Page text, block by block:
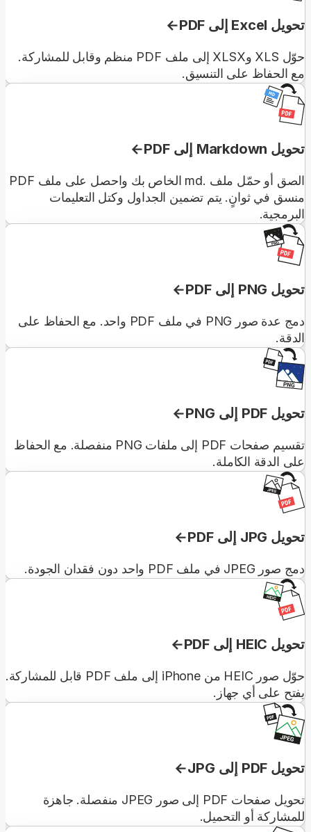
تحويل Excel إلى PDF
حوّل XLS وXLSX إلى ملف PDF منظم وقابل للمشاركة.
مع الحفاظ على التنسيق.
تحويل Markdown إلى PDF
الصق أو حمّل ملف .md الخاص بك واحصل على ملف PDF
منسق في ثوانٍ. يتم تضمين الجداول وكتل التعليمات
البرمجية.
تحويل PNG إلى PDF
دمج عدة صور PNG في ملف PDF واحد. مع الحفاظ على
الدقة.
تحويل PDF إلى PNG
تقسيم صفحات PDF إلى ملفات PNG منفصلة. مع الحفاظ
على الدقة الكاملة.
تحويل JPG إلى PDF
دمج صور JPEG في ملف PDF واحد دون فقدان الجودة.
تحويل HEIC إلى PDF
حوّل صور HEIC من iPhone إلى ملف PDF قابل للمشاركة.
يفتح على أي جهاز.
تحويل PDF إلى JPG
تحويل صفحات PDF إلى صور JPEG منفصلة. جاهزة
للمشاركة أو التحميل.